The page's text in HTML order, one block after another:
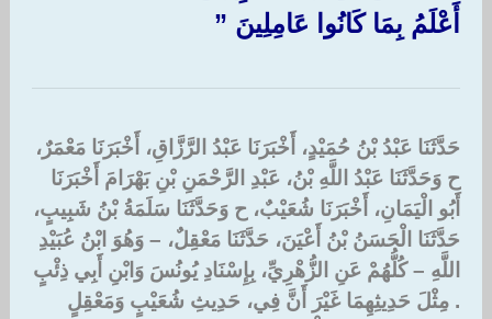
أَعْلَمُ بِمَا كَانُوا عَامِلِينَ ‏”‏
حَدَّثَنَا عَبْدُ بْنُ حُمَيْدٍ، أَخْبَرَنَا عَبْدُ الرَّزَّاقِ، أَخْبَرَنَا مَعْمَرٌ،
ح وَحَدَّثَنَا عَبْدُ اللَّهِ بْنُ، عَبْدِ الرَّحْمَنِ بْنِ بَهْرَامَ أَخْبَرَنَا
أَبُو الْيَمَانِ، أَخْبَرَنَا شُعَيْبٌ، ح وَحَدَّثَنَا سَلَمَةُ بْنُ شَبِيبٍ،
حَدَّثَنَا الْحَسَنُ بْنُ أَعْيَنَ، حَدَّثَنَا مَعْقِلٌ، – وَهُوَ ابْنُ عُبَيْدِ
اللَّهِ – كُلُّهُمْ عَنِ الزُّهْرِيِّ، بِإِسْنَادِ يُونُسَ وَابْنِ أَبِي ذِئْبٍ
‏.‏ مِثْلَ حَدِيثِهِمَا غَيْرَ أَنَّ فِي، حَدِيثِ شُعَيْبٍ وَمَعْقِلٍ